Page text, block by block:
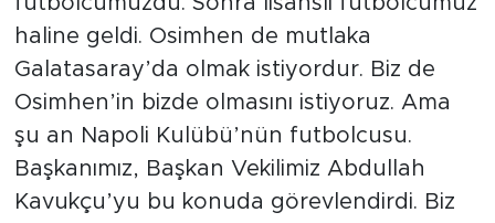
haline geldi. Osimhen de mutlaka
Galatasaray’da olmak istiyordur. Biz de
Osimhen’in bizde olmasını istiyoruz. Ama
şu an Napoli Kulübü’nün futbolcusu.
Başkanımız, Başkan Vekilimiz Abdullah
Kavukçu’yu bu konuda görevlendirdi. Biz